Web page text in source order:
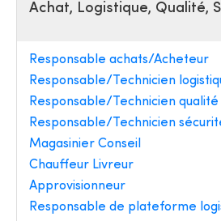
Achat, Logistique, Qualité,
Responsable achats/Acheteur
Responsable/Technicien
Responsable/Technicien qualité
Responsable/Technicien
Magasinier Conseil
Chauffeur Livreur
Approvisionneur
Responsable de plateforme